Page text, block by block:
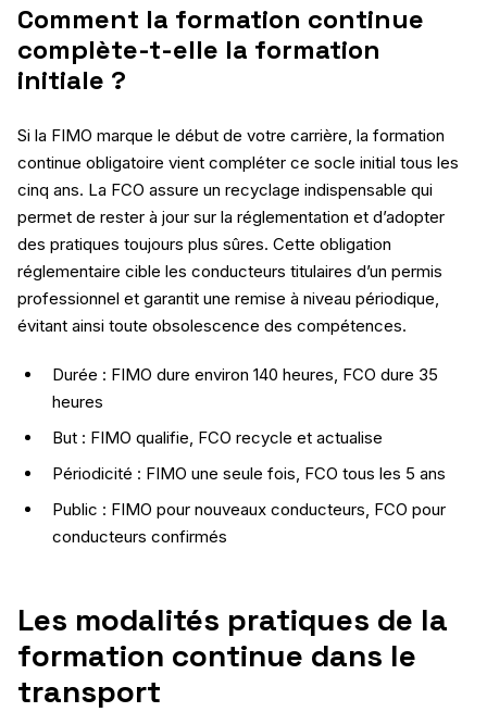
Comment la formation continue
complète-t-elle la formation
initiale ?
Si la FIMO marque le début de votre carrière, la formation
continue obligatoire vient compléter ce socle initial tous les
cinq ans. La FCO assure un recyclage indispensable qui
permet de rester à jour sur la réglementation et d’adopter
des pratiques toujours plus sûres. Cette obligation
réglementaire cible les conducteurs titulaires d’un permis
professionnel et garantit une remise à niveau périodique,
évitant ainsi toute obsolescence des compétences.
Durée : FIMO dure environ 140 heures, FCO dure 35
heures
But : FIMO qualifie, FCO recycle et actualise
Périodicité : FIMO une seule fois, FCO tous les 5 ans
Public : FIMO pour nouveaux conducteurs, FCO pour
conducteurs confirmés
Les modalités pratiques de la
formation continue dans le
transport